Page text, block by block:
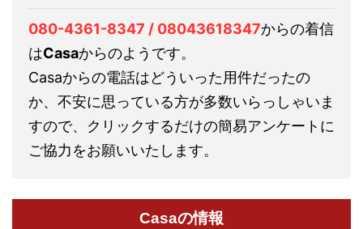
080-4361-8347 / 08043618347からの着信
はCasaからのようです。
Casaからの電話はどういった用件だったの
か、不安に思っている方が多数いらっしゃいま
すので、クリックするだけの簡易アンケートに
ご協力をお願いいたします。
Casaの情報